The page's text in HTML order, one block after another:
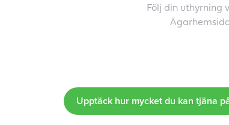
Följ din uthyrning
Upptäck hur mycket du kan tjäna